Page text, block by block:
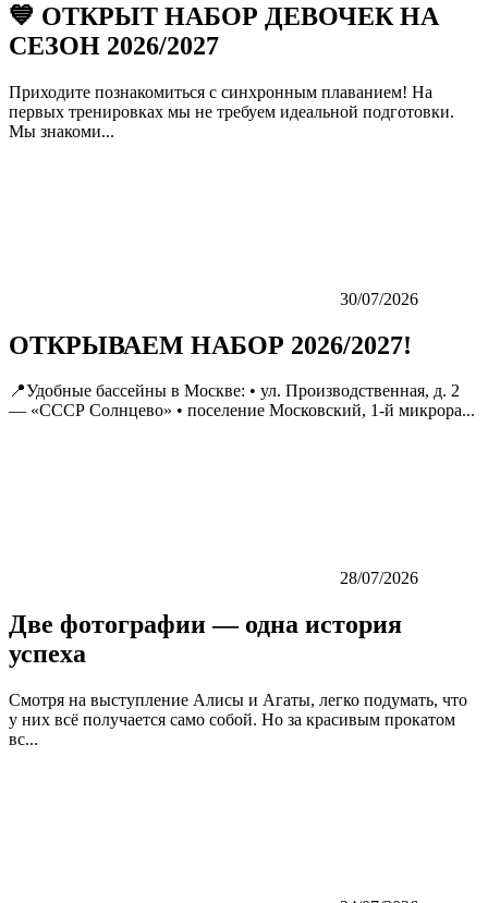
💙 ОТКРЫТ НАБОР ДЕВОЧЕК НА
СЕЗОН 2026/2027
Приходите познакомиться с синхронным плаванием! На
первых тренировках мы не требуем идеальной подготовки.
Мы знакоми...
30/07/2026
ОТКРЫВАЕМ НАБОР 2026/2027!
📍Удобные бассейны в Москве: • ул. Производственная, д. 2
— «СССР Солнцево» • поселение Московский, 1-й микрора...
28/07/2026
Две фотографии — одна история
успеха
Смотря на выступление Алисы и Агаты, легко подумать, что
у них всё получается само собой. Но за красивым прокатом
вс...